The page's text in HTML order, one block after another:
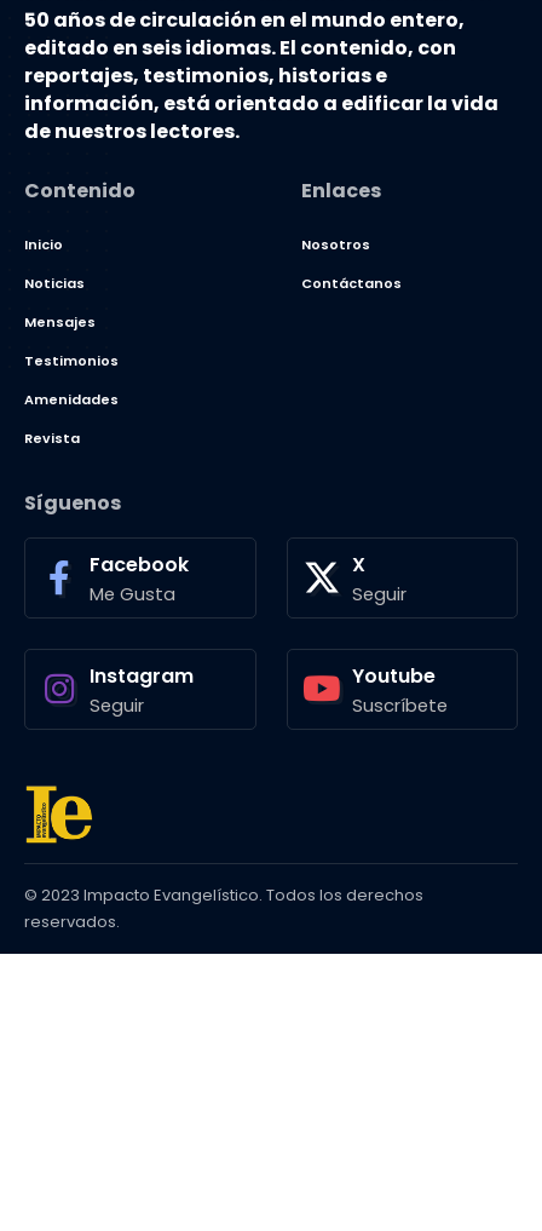
50 años de circulación en el mundo entero,
editado en seis idiomas. El contenido, con
reportajes, testimonios, historias e
información, está orientado a edificar la vida
de nuestros lectores.
Contenido
Inicio
Noticias
Mensajes
Testimonios
Amenidades
Revista
Enlaces
Nosotros
Contáctanos
Síguenos
Facebook
Me Gusta
X
Seguir
Instagram
Seguir
Youtube
Suscríbete
© 2023 Impacto Evangelístico. Todos los derechos
reservados.